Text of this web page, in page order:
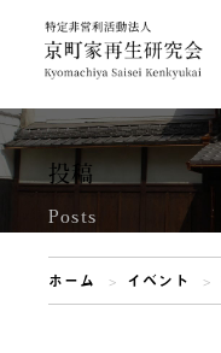
投稿
Posts
ホーム イベント